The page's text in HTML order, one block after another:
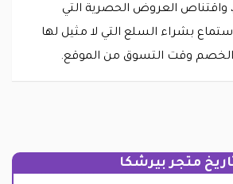
واقتناص العروض الحصرية التي
بشراء السلع التي لا مثيل لها
الخصم وقت التسوق من الموقع.
متجر بيرشكا